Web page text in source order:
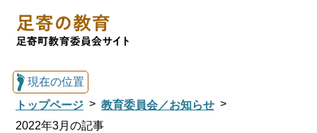
現在の位置
トップページ
教育委員会／お知らせ
2022年3月の記事